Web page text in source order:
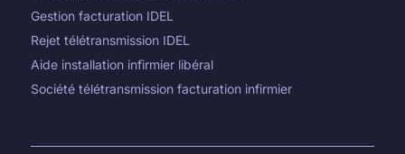
Gestion facturation IDEL
Rejet télétransmission IDEL
Aide installation infirmier libéral
Société télétransmission facturation infirmier